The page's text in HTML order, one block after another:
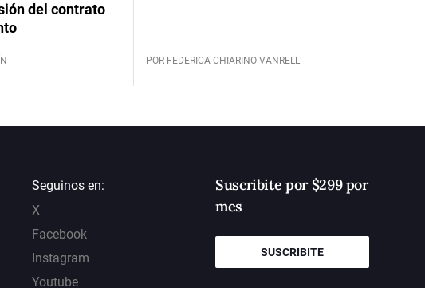
del contrato
POR FEDERICA CHIARINO VANRELL
Seguinos en:
X
Facebook
Instagram
Youtube
Suscribite por $299 por
mes
SUSCRIBITE